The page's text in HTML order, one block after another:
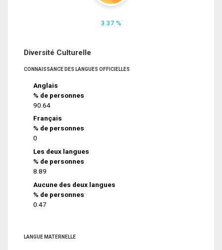
3.37 %
Diversité Culturelle
CONNAISSANCE DES LANGUES OFFICIELLES
Anglais
% de personnes
90.64
Français
% de personnes
0
Les deux langues
% de personnes
8.89
Aucune des deux langues
% de personnes
0.47
LANGUE MATERNELLE